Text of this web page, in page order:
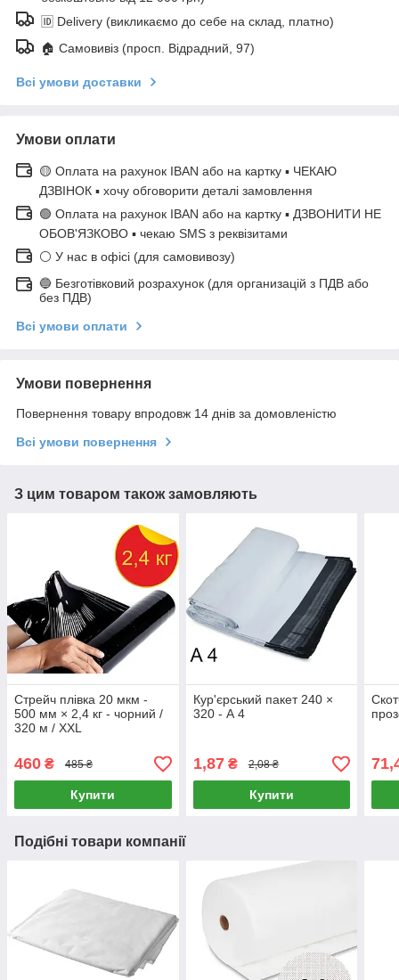
🆔 Delivery (викликаємо до себе на склад, платно)
🏠 Самовивіз (просп. Відрадний, 97)
Всі умови доставки
Умови оплати
🟡 Оплата на рахунок IBAN або на картку ▪ ЧЕКАЮ
ДЗВІНОК ▪ хочу обговорити деталі замовлення
🟢 Оплата на рахунок IBAN або на картку ▪ ДЗВОНИТИ НЕ
ОБОВ'ЯЗКОВО ▪ чекаю SMS з реквізитами
⚪ У нас в офісі (для самовивозу)
🔵 Безготівковий розрахунок (для организацій з ПДВ або
без ПДВ)
Всі умови оплати
Умови повернення
Повернення товару впродовж 14 днів за домовленістю
Всі умови повернення
З цим товаром також замовляють
Стрейч плівка 20 мкм -
500 мм × 2,4 кг - чорний /
320 м / XXL
460 ₴ 485 ₴
Купити
Кур'єрський пакет 240 ×
320 - А 4
1,87₴ 2,08 ₴
Купити
Подібні товари компанії